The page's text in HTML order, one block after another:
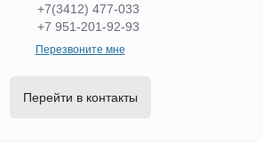
+7(3412) 477-033
+7 951-201-92-93
Перезвоните мне
Перейти в контакты